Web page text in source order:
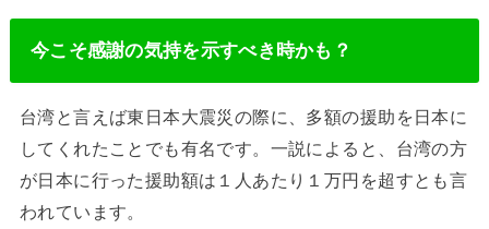
今こそ感謝の気持を示すべき時かも？
台湾と言えば東日本大震災の際に、多額の援助を日本に
してくれたことでも有名です。一説によると、台湾の方
が日本に行った援助額は１人あたり１万円を超すとも言
われています。